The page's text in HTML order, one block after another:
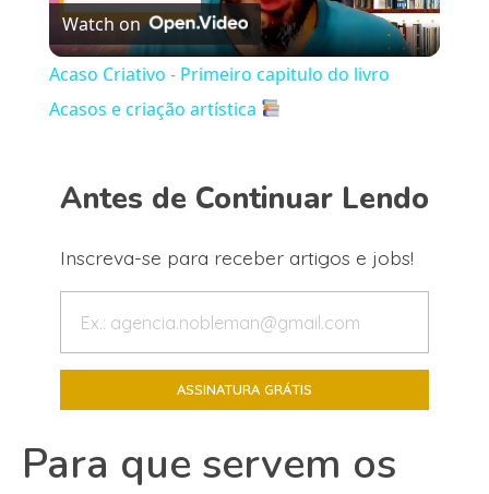
Video
Watch on
Acaso Criativo - Primeiro capitulo do livro
Acasos e criação artística
Antes de Continuar Lendo
Inscreva-se para receber artigos e jobs!
Para que servem os